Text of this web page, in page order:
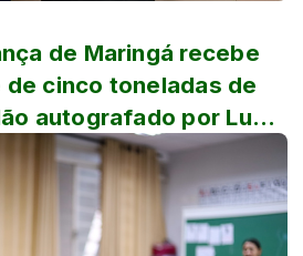
de Maringá recebe
cinco toneladas de
autografado por Luan